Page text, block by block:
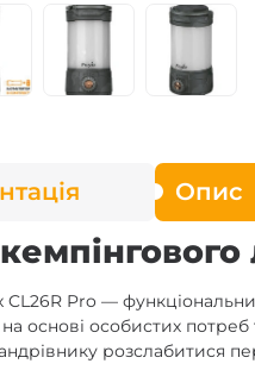
Опис
CL26R Pro —
основі особистих
розслабитися